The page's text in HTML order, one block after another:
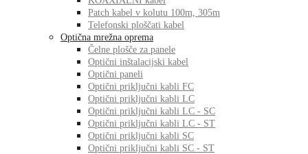
Patch kabel v kolutu 100m, 305m
Telefonski ploščati kabel
Optična mrežna oprema
Čelne plošče za panele
Optični inštalacijski kabel
Optični paneli
Optični priključni kabli FC
Optični priključni kabli LC
Optični priključni kabli LC - SC
Optični priključni kabli LC - ST
Optični priključni kabli SC
Optični priključni kabli SC - ST